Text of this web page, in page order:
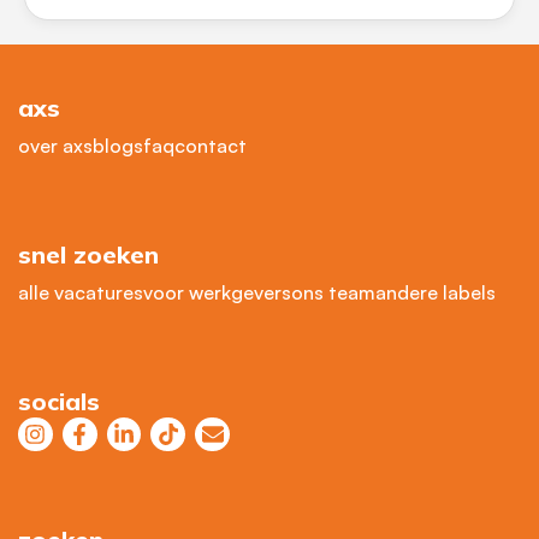
axs
over axsblogsfaqcontact
snel zoeken
alle vacaturesvoor werkgeversons teamandere labels
socials